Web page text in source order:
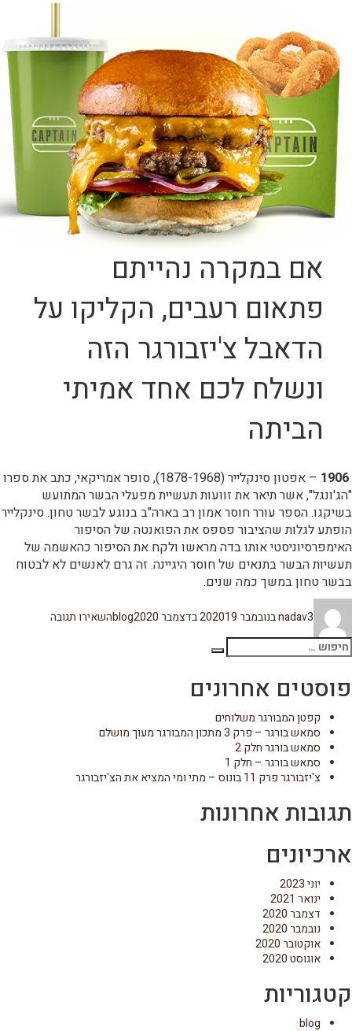
אם במקרה נהייתם
פתאום רעבים, הקליקו על
הדאבל צ'יזבורגר הזה
ונשלח לכם אחד אמיתי
הביתה
1906
– אפטון סינקלייר (1878-1968), סופר אמריקאי, כתב את ספרו
"הג'ונגל", אשר תיאר את זוועות תעשיית מפעלי הבשר המתועש
בשיקגו. הספר עורר חוסר אמון רב בארה"ב בנוגע לבשר טחון. סינקלייר
הופתע לגלות שהציבור פספס את הפואנטה של הסיפור
האימפרסיוניסטי אותו בדה מראשו ולקח את הסיפור כהאשמה של
תעשיות הבשר בתנאים של חוסר היגיינה. זה גרם לאנשים לא לבטוח
בבשר טחון במשך כמה שנים.
nadav
בתאריך3 בנובמבר 2020 19 בדצמבר 2020 blogהשאירו תגובההסטוריית
חפש:
חיפוש
פוסטים אחרונים
קפטן המבורגר משלוחים
סמאש בורגר – פרק 3 מתכון המבורגר מעוך מושלם
סמאש בורגר חלק 2
סמאש בורגר – חלק 1
צ'יזבורגר פרק 11 בונוס – מתי ומי המציא את הצ'יזבורגר
תגובות אחרונות
ארכיונים
יוני 2023
ינואר 2021
דצמבר 2020
נובמבר 2020
אוקטובר 2020
אוגוסט 2020
קטגוריות
blog